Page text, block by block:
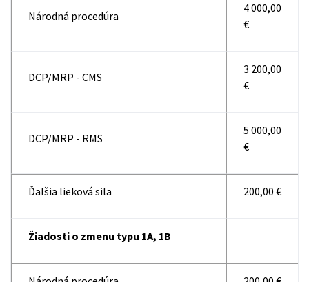
Národná procedúra
4 000,00
€
DCP/MRP - CMS
3 200,00
€
DCP/MRP - RMS
5 000,00
€
Ďalšia lieková sila 200,00 €
Žiadosti o zmenu typu 1A, 1B